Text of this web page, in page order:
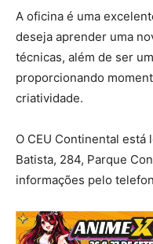
A oficina é uma
deseja aprender uma
técnicas, além de ser
proporcionando
criatividade.
O CEU Continental está
Batista, 284, Parque
informações pelo